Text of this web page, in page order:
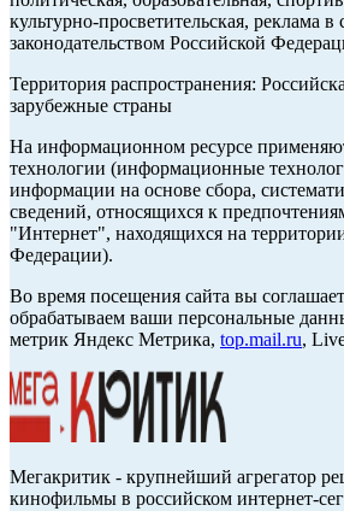
культурно-просветительская, реклама в
законодательством Российской
Территория распространения:
зарубежные страны
На информационном ресурсе
технологии (информационные
информации на основе сбора,
сведений, относящихся к
"Интернет", находящихся на
Федерации).
Во время посещения сайта вы
обрабатываем ваши персональные
метрик Яндекс Метрика, top.mail.ru,
Мегакритик - крупнейший агрегатор
кинофильмы в российском интернет-